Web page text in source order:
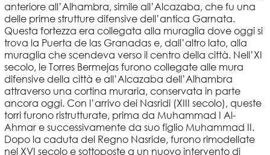
anteriore all’Alhambra, simile all’Alcazaba, che fu una
delle prime strutture difensive dell’antica Garnata.
Questa fortezza era collegata alla muraglia dove oggi si
trova la Puerta de las Granadas e, dall’altro lato, alla
muraglia che scendeva verso il centro della città. Nell’XI
secolo, le Torres Bermejas furono collegate alle mura
difensive della città e all’Alcazaba dell’Alhambra
attraverso una cortina muraria, conservata in parte
ancora oggi. Con l’arrivo dei Nasridi (XIII secolo), queste
torri furono ristrutturate, prima da Muhammad I Al-
Ahmar e successivamente da suo figlio Muhammad II.
Dopo la caduta del Regno Nasride, furono rimodellate
nel XVI secolo e sottoposte a un nuovo intervento di